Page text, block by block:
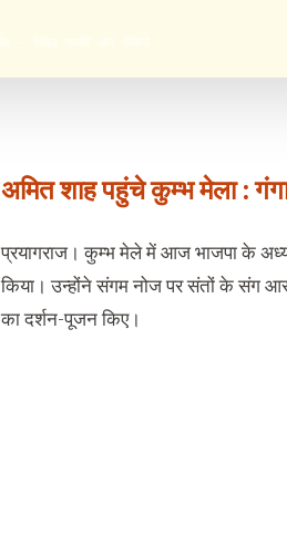
अमित शाह पहुंचे कुम्भ मेला :
प्रयागराज। कुम्भ मेले में आज भाजपा के
किया। उन्होंने संगम नोज पर संतों के संग
का दर्शन-पूजन किए।